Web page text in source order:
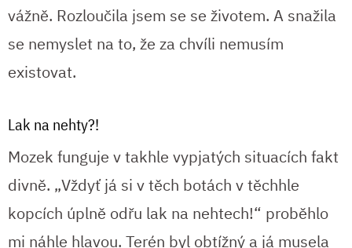
vážně. Rozloučila jsem se se životem. A snažila
se nemyslet na to, že za chvíli nemusím
existovat.
Lak na nehty?!
Mozek funguje v takhle vypjatých situacích fakt
divně. „Vždyť já si v těch botách v těchhle
kopcích úplně odřu lak na nehtech!“ proběhlo
mi náhle hlavou. Terén byl obtížný a já musela